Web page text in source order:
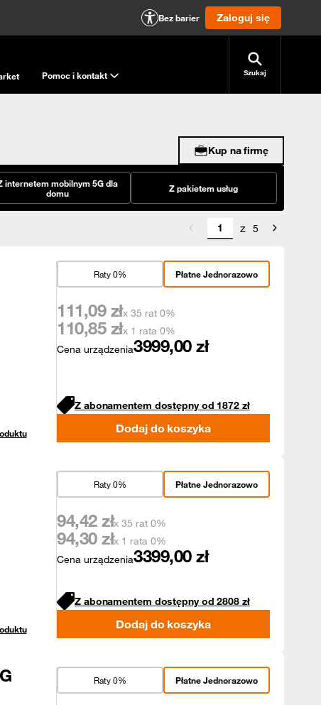
Bez barier Zaloguj się
Pomoc i kontakt Szukaj
Kup na firmę
internetem mobilnym 5G dla
domu
Z pakietem usług
z 5
Płatne Jednorazowo
Raty 0%
Cena urządzenia3999,00 zł
111,09 złx 35 rat 0%
110,85 złx 1 rata 0%
Z abonamentem dostępny od 1872 zł
Dodaj do koszyka
Płatne Jednorazowo
Raty 0%
Cena urządzenia3399,00 zł
94,42 złx 35 rat 0%
94,30 złx 1 rata 0%
Z abonamentem dostępny od 2808 zł
Dodaj do koszyka
Płatne Jednorazowo
Raty 0%